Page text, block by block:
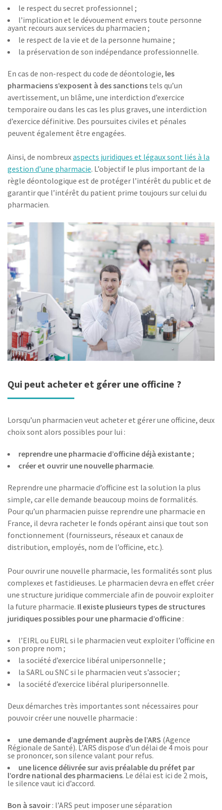
le respect du secret professionnel ;
l’implication et le dévouement envers toute personne
ayant recours aux services du pharmacien ;
le respect de la vie et de la personne humaine ;
la préservation de son indépendance professionnelle.
En cas de non-respect du code de déontologie, les
pharmaciens s’exposent à des sanctions tels qu’un
avertissement, un blâme, une interdiction d’exercice
temporaire ou dans les cas les plus graves, une interdiction
d’exercice définitive. Des poursuites civiles et pénales
peuvent également être engagées.
Ainsi, de nombreuxaspects juridiques et légaux sont liés à la
gestion d’une pharmacie. L’objectif le plus important de la
règle déontologique est de protéger l’intérêt du public et de
garantir que l’intérêt du patient prime toujours sur celui du
pharmacien.
Qui peut acheter et gérer une officine ?
Lorsqu’un pharmacien veut acheter et gérer une officine, deux
choix sont alors possibles pour lui :
reprendre une pharmacie d’officine déjà existante ;
créer et ouvrir une nouvelle pharmacie.
Reprendre une pharmacie d’officine est la solution la plus
simple, car elle demande beaucoup moins de formalités.
Pour qu’un pharmacien puisse reprendre une pharmacie en
France, il devra racheter le fonds opérant ainsi que tout son
fonctionnement (fournisseurs, réseaux et canaux de
distribution, employés, nom de l’officine, etc.).
Pour ouvrir une nouvelle pharmacie, les formalités sont plus
complexes et fastidieuses. Le pharmacien devra en effet créer
une structure juridique commerciale afin de pouvoir exploiter
la future pharmacie. Il existe plusieurs types de structures
juridiques possibles pour une pharmacie d’officine :
l’EIRL ou EURL si le pharmacien veut exploiter l’officine en
son propre nom ;
la société d’exercice libéral unipersonnelle ;
la SARL ou SNC si le pharmacien veut s’associer ;
la société d’exercice libéral pluripersonnelle.
Deux démarches très importantes sont nécessaires pour
pouvoir créer une nouvelle pharmacie :
une demande d’agrément auprès de l’ARS (Agence
Régionale de Santé). L’ARS dispose d’un délai de 4 mois pour
se prononcer, son silence valant pour refus.
une licence délivrée sur avis préalable du préfet par
l’ordre national des pharmaciens. Le délai est ici de 2 mois,
le silence vaut ici d’accord.
Bon à savoir : l’ARS peut imposer une séparation